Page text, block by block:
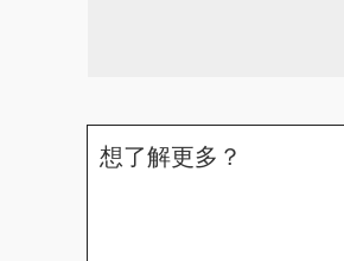
想了解更多？